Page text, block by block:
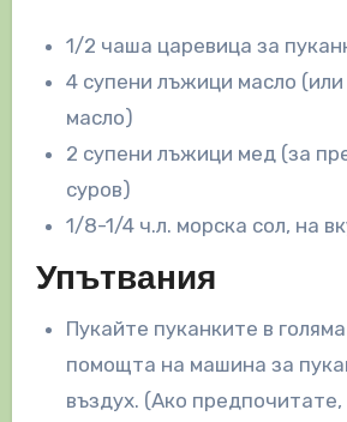
1/2 чаша царевица за
4 супени лъжици масло (или
масло)
2 супени лъжици мед (за
суров)
1/8-1/4 ч.л. морска сол, на
Упътвания
Пукайте пуканките в
помощта на машина за
въздух. (Ако